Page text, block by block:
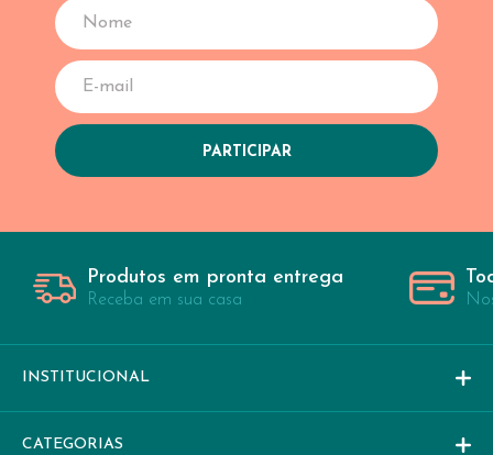
Produtos em pronta entrega
Receba em sua casa
INSTITUCIONAL
CATEGORIAS